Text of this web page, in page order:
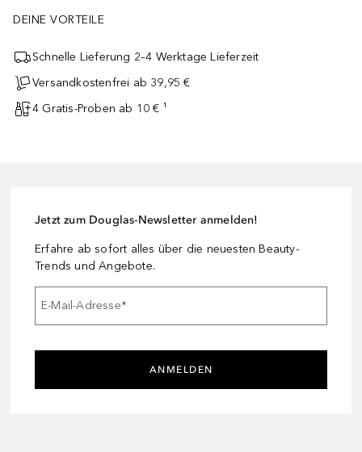
DEINE VORTEILE
Schnelle Lieferung 2–4 Werktage Lieferzeit
Versandkostenfrei ab 39,95 €
4 Gratis-Proben ab 10 € ¹
Jetzt zum Douglas-Newsletter anmelden!
Erfahre ab sofort alles über die neuesten Beauty-
Trends und Angebote.
E-Mail-Adresse*
ANMELDEN